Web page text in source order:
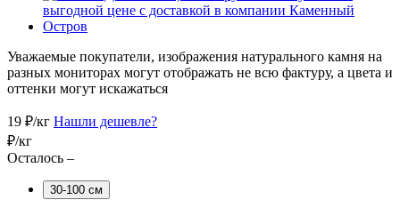
Уважаемые покупатели, изображения натурального камня на
разных мониторах могут отображать не всю фактуру, а цвета и
оттенки могут искажаться
19 ₽/кг Нашли дешевле?
₽/кг
Осталось –
30-100 см